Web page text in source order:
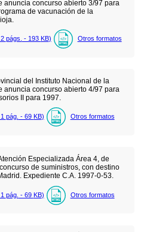
anuncia concurso abierto 3/97 para
de vacunación de la
págs. - 193 KB) Otros formatos
del Instituto Nacional de la
anuncia concurso abierto 4/97 para
II para 1997.
pág. - 69 KB) Otros formatos
Especializada Área 4, de
de suministros, con destino
Expediente C.A. 1997-0-53.
pág. - 69 KB) Otros formatos